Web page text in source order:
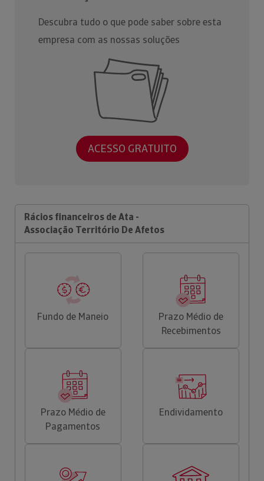
Descubra tudo o que pode saber sobre esta
empresa com as nossas soluções
ACESSO GRATUITO
Rácios financeiros de Ata -
Associação Território De Afetos
Fundo de Maneio
Prazo Médio de
Recebimentos
Prazo Médio de
Pagamentos
Endividamento